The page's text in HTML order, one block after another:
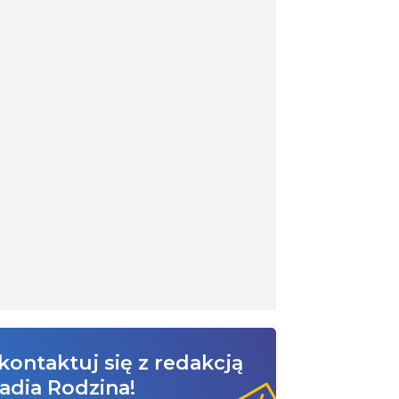
się z redakcją
Rodzina!